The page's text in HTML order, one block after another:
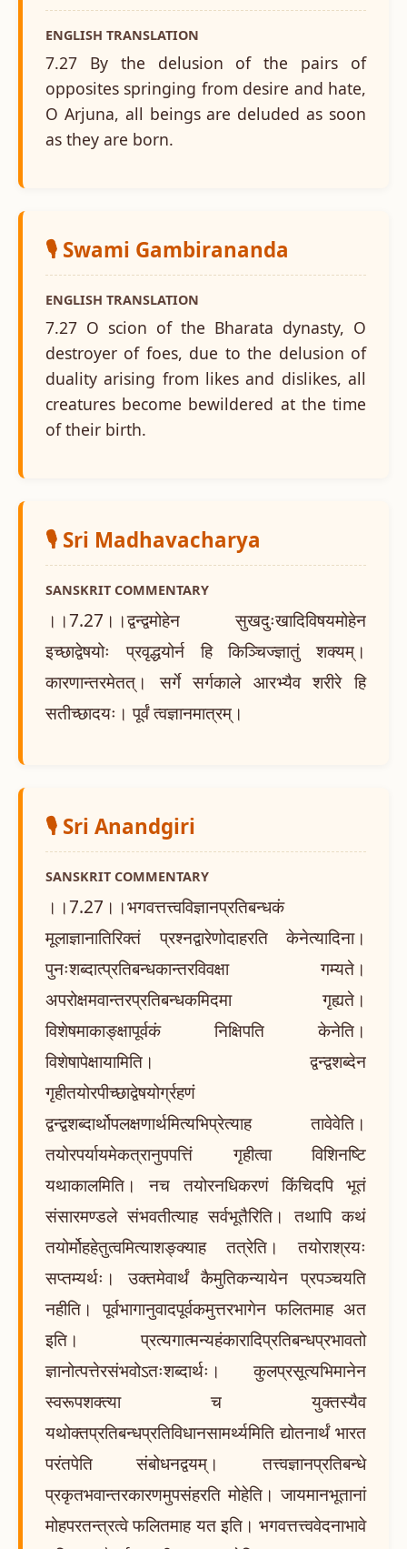
ENGLISH TRANSLATION
7.27 By the delusion of the pairs of
opposites springing from desire and hate,
O Arjuna, all beings are deluded as soon
as they are born.
🎙️ Swami Gambirananda
ENGLISH TRANSLATION
7.27 O scion of the Bharata dynasty, O
destroyer of foes, due to the delusion of
duality arising from likes and dislikes, all
creatures become bewildered at the time
of their birth.
🎙️ Sri Madhavacharya
SANSKRIT COMMENTARY
।।7.27।।द्वन्द्वमोहेन सुखदुःखादिविषयमोहेन
इच्छाद्वेषयोः प्रवृद्धयोर्न हि किञ्चिज्ज्ञातुं शक्यम्।
कारणान्तरमेतत्। सर्गे सर्गकाले आरभ्यैव शरीरे हि
सतीच्छादयः। पूर्वं त्वज्ञानमात्रम्।
🎙️ Sri Anandgiri
SANSKRIT COMMENTARY
।।7.27।।भगवत्तत्त्वविज्ञानप्रतिबन्धकं
मूलाज्ञानातिरिक्तं प्रश्नद्वारेणोदाहरति केनेत्यादिना।
पुनःशब्दात्प्रतिबन्धकान्तरविवक्षा गम्यते।
अपरोक्षमवान्तरप्रतिबन्धकमिदमा गृह्यते।
विशेषमाकाङ्क्षापूर्वकं निक्षिपति केनेति।
विशेषापेक्षायामिति। द्वन्द्वशब्देन
गृहीतयोरपीच्छाद्वेषयोर्ग्रहणं
द्वन्द्वशब्दार्थोपलक्षणार्थमित्यभिप्रेत्याह तावेवेति।
तयोरपर्यायमेकत्रानुपपत्तिं गृहीत्वा विशिनष्टि
यथाकालमिति। नच तयोरनधिकरणं किंचिदपि भूतं
संसारमण्डले संभवतीत्याह सर्वभूतैरिति। तथापि कथं
तयोर्मोहहेतुत्वमित्याशङ्क्याह तत्रेति। तयोराश्रयः
सप्तम्यर्थः। उक्तमेवार्थं कैमुतिकन्यायेन प्रपञ्चयति
नहीति। पूर्वभागानुवादपूर्वकमुत्तरभागेन फलितमाह अत
इति। प्रत्यगात्मन्यहंकारादिप्रतिबन्धप्रभावतो
ज्ञानोत्पत्तेरसंभवोऽतःशब्दार्थः। कुलप्रसूत्यभिमानेन
स्वरूपशक्त्या च युक्तस्यैव
यथोक्तप्रतिबन्धप्रतिविधानसामर्थ्यमिति द्योतनार्थं भारत
परंतपेति संबोधनद्वयम्। तत्त्वज्ञानप्रतिबन्धे
प्रकृतभवान्तरकारणमुपसंहरति मोहेति। जायमानभूतानां
मोहपरतन्त्रत्वे फलितमाह यत इति। भगवत्तत्त्ववेदनाभावे